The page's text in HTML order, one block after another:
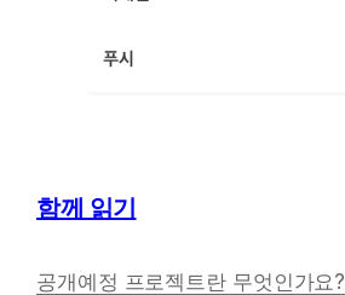
함께 읽기
공개예정 프로젝트란 무엇인가요?